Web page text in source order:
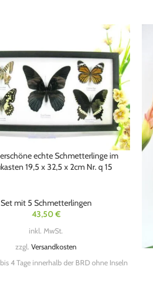
echte Schmetterlinge im
19,5 x 32,5 x 2cm Nr. q 15
Set mit 5 Schmetterlingen
43,50 €
inkl. MwSt.
zzgl.Versandkosten
bis 4 Tage innerhalb der BRD ohne Inseln